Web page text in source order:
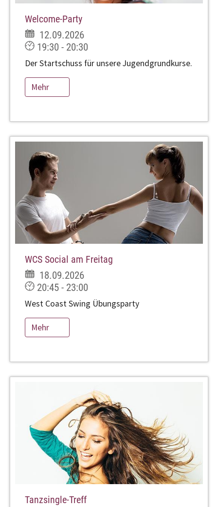
Welcome-Party
12.09.2026
19:30 - 20:30
Der Startschuss für unsere Jugendgrundkurse.
Mehr
WCS Social am Freitag
18.09.2026
20:45 - 23:00
West Coast Swing Übungsparty
Mehr
Tanzsingle-Treff